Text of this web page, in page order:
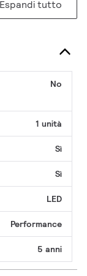
Espandi tutto
No
1 unità
Sì
Sì
LED
Performance
5 anni